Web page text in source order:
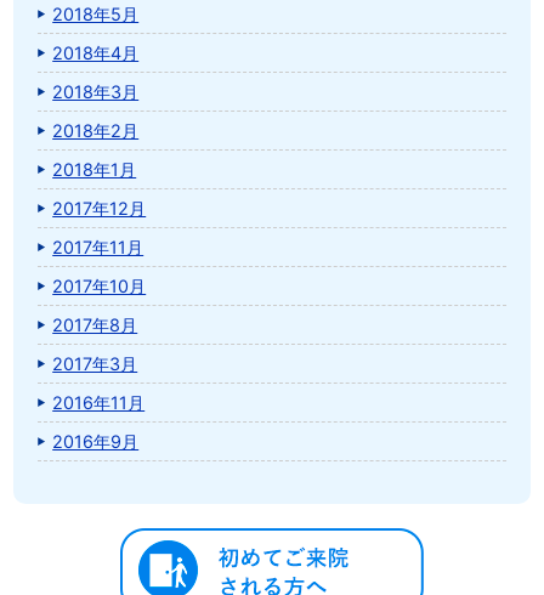
2018年5月
2018年4月
2018年3月
2018年2月
2018年1月
2017年12月
2017年11月
2017年10月
2017年8月
2017年3月
2016年11月
2016年9月